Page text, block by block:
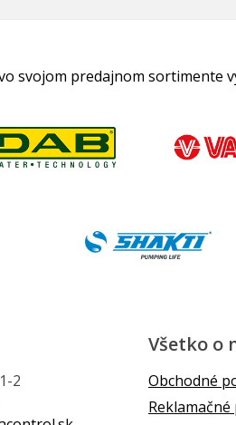
svojom predajnom sortimente
2
Všetko o
Obchodné